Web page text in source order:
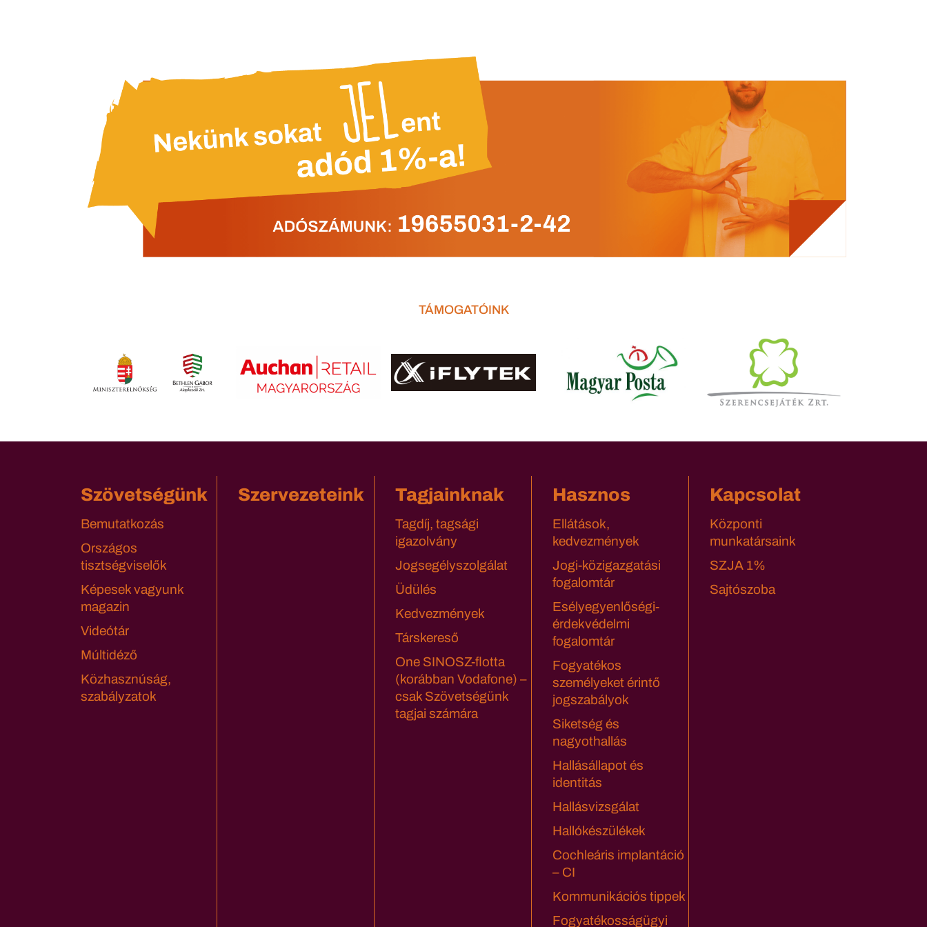
TÁMOGATÓINK
Szövetségünk
Bemutatkozás
Országos
tisztségviselők
Képesek vagyunk
magazin
Videótár
Múltidéző
Közhasznúság,
szabályzatok
Szervezeteink Tagjainknak
Tagdíj, tagsági
igazolvány
Jogsegélyszolgálat
Üdülés
Kedvezmények
Társkereső
One SINOSZ-flotta
(korábban Vodafone) –
csak Szövetségünk
tagjai számára
Hasznos
Ellátások,
kedvezmények
Jogi-közigazgatási
fogalomtár
Esélyegyenlőségi-
érdekvédelmi
fogalomtár
Fogyatékos
személyeket érintő
jogszabályok
Siketség és
nagyothallás
Hallásállapot és
identitás
Hallásvizsgálat
Hallókészülékek
Cochleáris implantáció
– CI
Kommunikációs tippek
Fogyatékosságügyi
Kapcsolat
Központi
munkatársaink
SZJA 1%
Sajtószoba